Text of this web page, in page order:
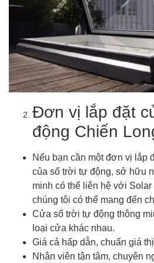
Đơn vị lắp đặt
động Chiến
Nếu bạn cần một đơn vị lắp
của sổ trời tự động, sở hữu
minh có thể liên hệ với
chúng tôi có thể mang đến
Cửa sổ trời tự động thông
loại cửa khác nhau.
Giá cả hấp dẫn, chuẩn giá
Nhân viên tận tâm, chuyên